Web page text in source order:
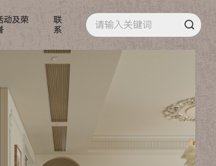
动及荣
联
系